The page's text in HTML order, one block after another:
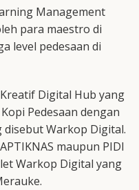
Management
para maestro di
level pedesaan di
Digital Hub yang
Pedesaan dengan
Warkop Digital.
maupun PIDI
Warkop Digital yang